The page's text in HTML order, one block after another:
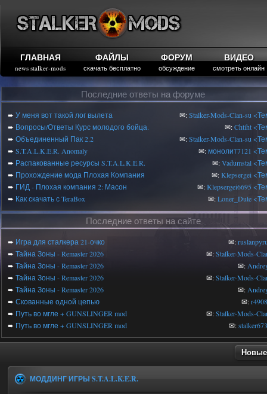
ГЛАВНАЯ
news stalker-mods
ФАЙЛЫ
скачать бесплатно
ФОРУМ
обсуждение
ВИДЕО
смотреть онлайн
Последние ответы на форуме
➨ У меня вот такой лог вылета ✉:Stalker-Mods-Clan-su
➨ Вопросы/Ответы Курс молодого бойца. ✉:Chtiht
➨ Объединенный Пак 2.2 ✉:Stalker-Mods-Clan-su
➨ S.T.A.L.K.E.R. Anomaly ✉:монолит7121
➨ Распакованные ресурсы S.T.A.L.K.E.R. ✉:Vadumstal
➨ Прохождение мода Плохая Компания ✉:Klepsergei
➨ ГИД - Плохая компания 2: Масон ✉:Klepsergei6695
➨ Как скачать с TeraBox ✉:Loner_Dute
Последние ответы на сайте
➨ Игра для сталкера 21-очко ✉:
➨ Тайна Зоны - Remaster 2026 ✉:Stalker-Mods-
➨ Тайна Зоны - Remaster 2026 ✉:
➨ Тайна Зоны - Remaster 2026 ✉:Stalker-Mods-
➨ Тайна Зоны - Remaster 2026 ✉:
➨ Скованные одной цепью ✉:
➨ Путь во мгле + GUNSLINGER mod ✉:Stalker-Mods-
➨ Путь во мгле + GUNSLINGER mod ✉:
МОДДИНГ ИГРЫ S.T.A.L.K.E.R.